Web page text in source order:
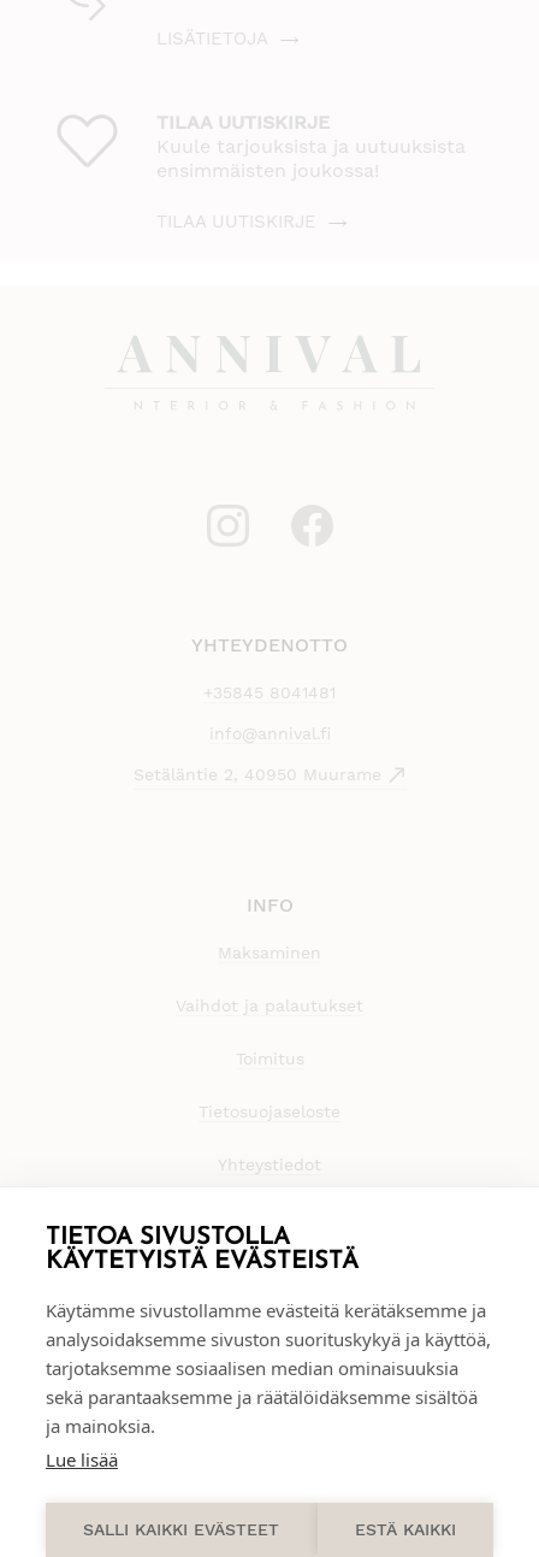
TIETOA SIVUSTOLLA
KÄYTETYISTÄ EVÄSTEISTÄ
Käytämme sivustollamme evästeitä kerätäksemme ja
analysoidaksemme sivuston suorituskykyä ja käyttöä,
tarjotaksemme sosiaalisen median ominaisuuksia
sekä parantaaksemme ja räätälöidäksemme sisältöä
ja mainoksia.
Lue lisää
SALLI KAIKKI EVÄSTEET ESTÄ KAIKKI
LISÄTIETOJA
TILAA UUTISKIRJE
Kuule tarjouksista ja uutuuksista
ensimmäisten joukossa!
TILAA UUTISKIRJE
YHTEYDENOTTO
+35845 8041481
info@annival.fi
Setäläntie 2, 40950 Muurame
INFO
Maksaminen
Vaihdot ja palautukset
Toimitus
Tietosuojaseloste
Yhteystiedot